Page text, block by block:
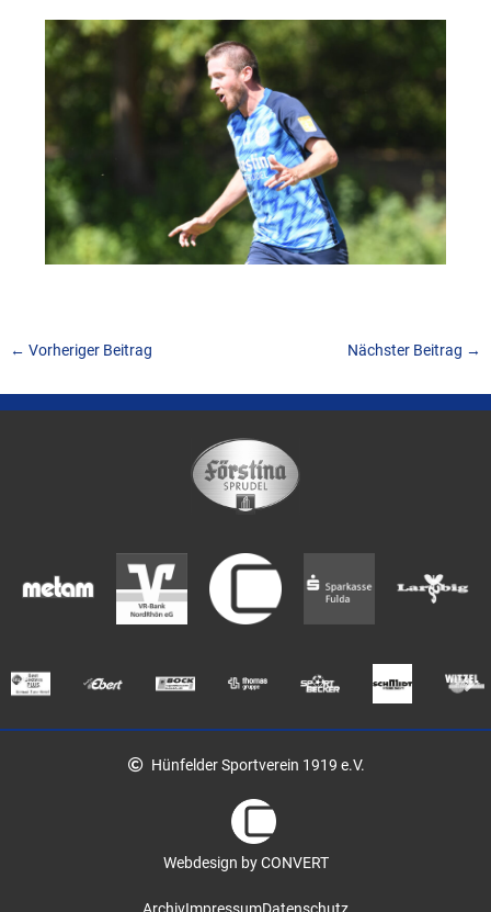
← Vorheriger Beitrag Nächster Beitrag →
Hünfelder Sportverein 1919 e.V.
Webdesign by CONVERT
ArchivImpressumDatenschutz